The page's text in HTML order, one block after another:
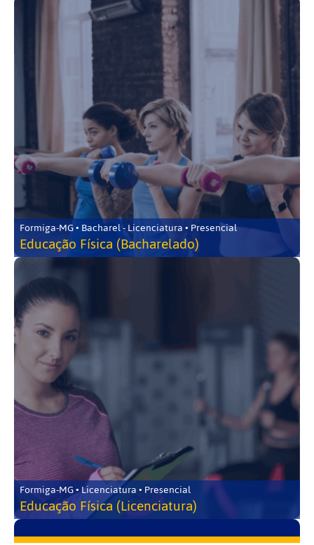
Formiga-MG • Bacharel - Licenciatura • Presencial
Educação Física (Bacharelado)
Formiga-MG • Licenciatura • Presencial
Educação Física (Licenciatura)